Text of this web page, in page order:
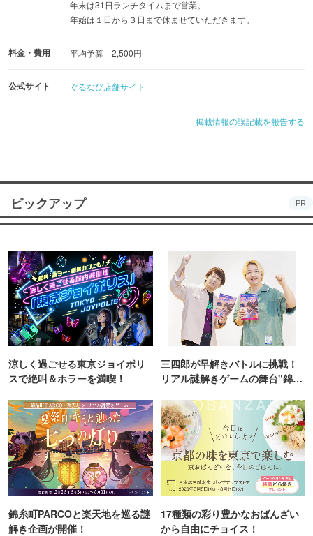
年末は31日ランチタイムまで営業。
年始は１日から３日まで休ませていただきます。
料金・費用 平均予算 2,500円
公式サイト ぐるなび店舗サイト
掲載情報の誤記載を報告する
ピックアップ PR
涼しく過ごせる東京ジョイポリ
スで絶叫＆ホラーを満喫！
三四郎が早解きバトルに挑戦！
リアル謎解きゲームの舞台"錦糸
錦糸町PARCOと楽天地を巡る謎
解き企画が開催！
17種類の彩り豊かなおばんざい
から自由にチョイス！